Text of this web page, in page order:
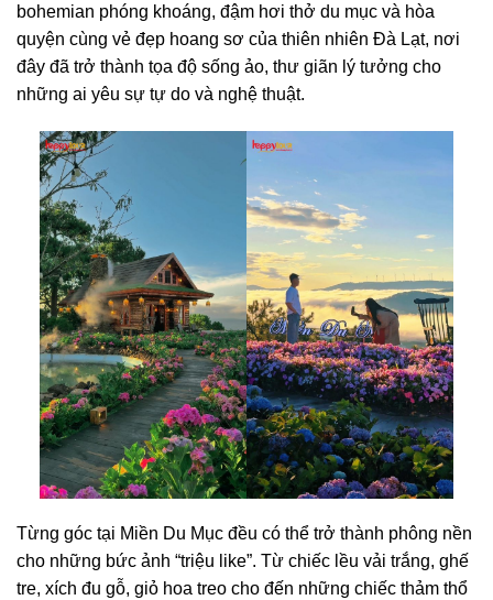
bohemian phóng khoáng, đậm hơi thở du mục và hòa
quyện cùng vẻ đẹp hoang sơ của thiên nhiên Đà Lạt, nơi
đây đã trở thành tọa độ sống ảo, thư giãn lý tưởng cho
những ai yêu sự tự do và nghệ thuật.
Từng góc tại Miền Du Mục đều có thể trở thành phông nền
cho những bức ảnh “triệu like”. Từ chiếc lều vải trắng, ghế
tre, xích đu gỗ, giỏ hoa treo cho đến những chiếc thảm thổ